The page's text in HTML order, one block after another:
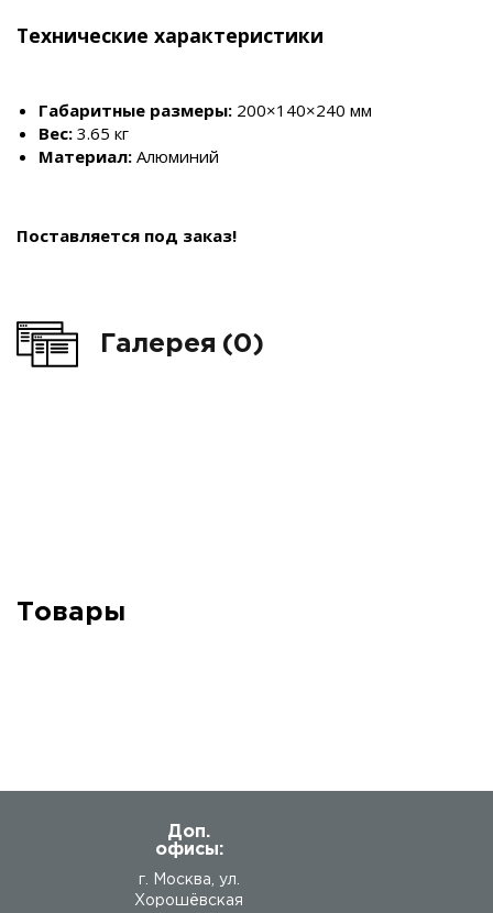
Технические характеристики
Габаритные размеры: 200×140×240 мм
Вес: 3.65 кг
Материал: Алюминий
Поставляется под заказ!
Галерея (0)
Товары
Доп.
офисы:
г. Москва, ул.
Хорошёвская